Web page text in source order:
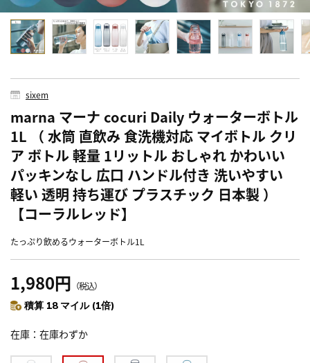
sixem
marna マーナ cocuri Daily ウォーターボトル
1L （ 水筒 直飲み 食洗機対応 マイボトル クリ
ア ボトル 軽量 1リットル おしゃれ かわいい
パッキンなし 広口 ハンドル付き 洗いやすい
軽い 透明 持ち運び プラスチック 日本製 ）
【コーラルレッド】
たっぷり飲めるウォーターボトル1L
1,980円 （税込）
積算 18 マイル (1倍)
在庫 在庫わずか